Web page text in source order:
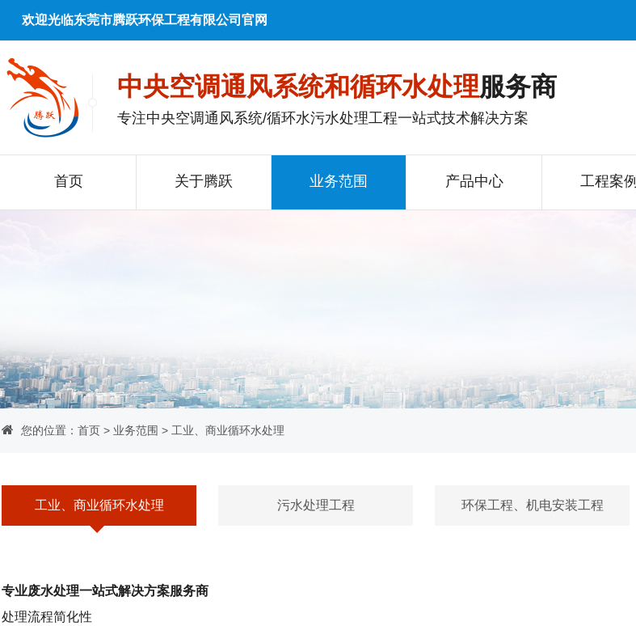
欢迎光临东莞市腾跃环保工程有限公司官网
中央空调通风系统和循环水处理服务商
专注中央空调通风系统/循环水污水处理工程一站式技术解决方案
首页 关于腾跃 业务范围 产品中心 工程案例
您的位置： 首页 > 业务范围 > 工业、商业循环水处理
工业、商业循环水处理 污水处理工程 环保工程、机电安装工程
专业废水处理一站式解决方案服务商
处理流程简化性